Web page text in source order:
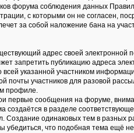
форума соблюдения данных
с которыми он не согласен,
за собой наложение бана на
адрес своей электронной
запретить публикацию адреса
указанной участником
почты участников для разовой
профиле.
первые сообщения на форуме,
создаётся в разделе
Создание одинаковых тем в разных
убедиться, что подобная тема ещё